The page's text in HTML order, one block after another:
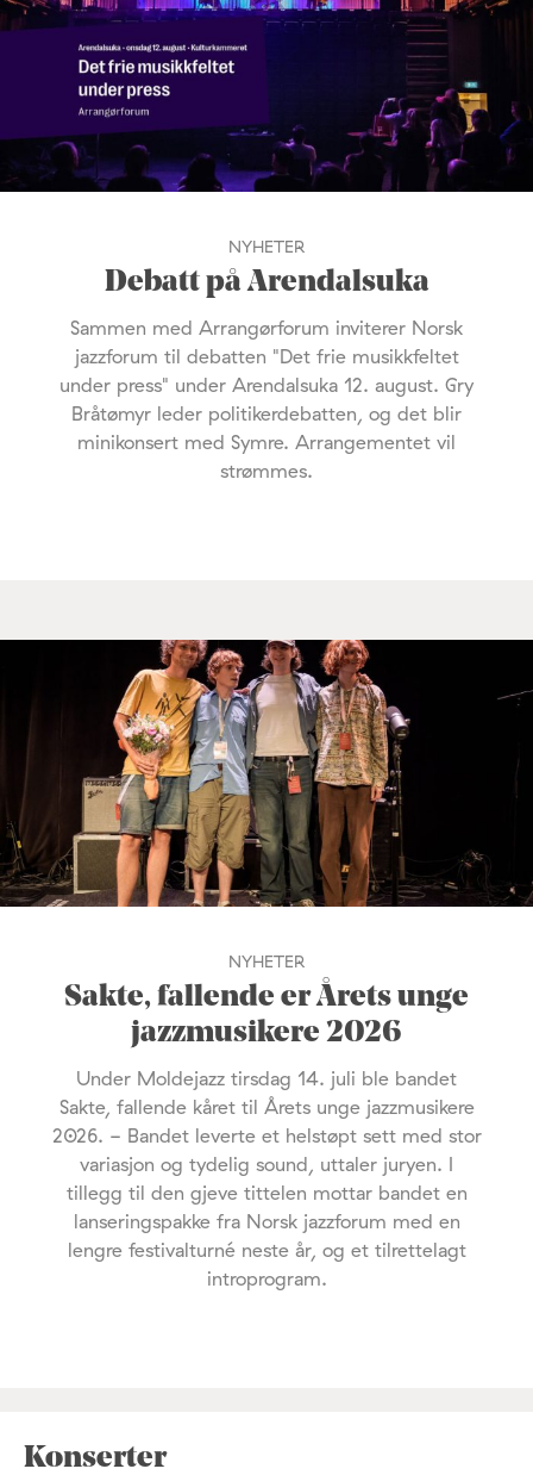
NYHETER
Debatt på Arendalsuka
Sammen med Arrangørforum inviterer Norsk
jazzforum til debatten "Det frie musikkfeltet
under press" under Arendalsuka 12. august. Gry
Bråtømyr leder politikerdebatten, og det blir
minikonsert med Symre. Arrangementet vil
strømmes.
NYHETER
Sakte, fallende er Årets unge
jazzmusikere 2026
Under Moldejazz tirsdag 14. juli ble bandet
Sakte, fallende kåret til Årets unge jazzmusikere
2026. - Bandet leverte et helstøpt sett med stor
variasjon og tydelig sound, uttaler juryen. I
tillegg til den gjeve tittelen mottar bandet en
lanseringspakke fra Norsk jazzforum med en
lengre festivalturné neste år, og et tilrettelagt
introprogram.
Konserter